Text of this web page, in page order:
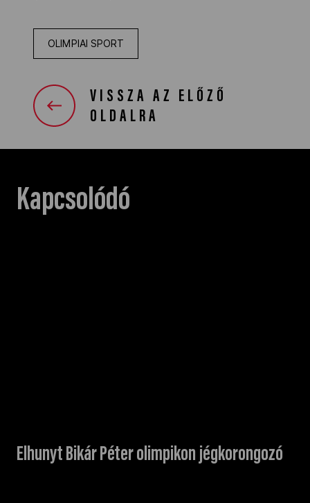
OLIMPIAI SPORT
VISSZA AZ ELŐZŐ
OLDALRA
Kapcsolódó
Elhunyt Bikár Péter olimpikon jégkorongozó